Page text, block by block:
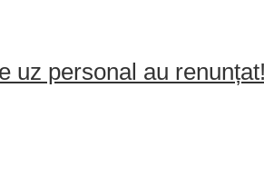
uz personal au